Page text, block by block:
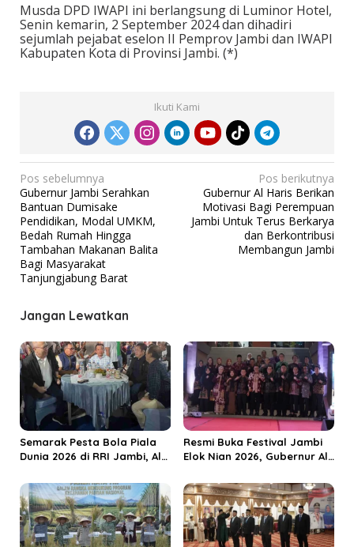
Musda DPD IWAPI ini berlangsung di Luminor Hotel,
Senin kemarin, 2 September 2024 dan dihadiri
sejumlah pejabat eselon II Pemprov Jambi dan IWAPI
Kabupaten Kota di Provinsi Jambi. (*)
Ikuti Kami
N
a
v
i
g
a
s
p
o
s
Pos sebelumnya
Gubernur Jambi Serahkan
Bantuan Dumisake
Pendidikan, Modal UMKM,
Bedah Rumah Hingga
Tambahan Makanan Balita
Bagi Masyarakat
Tanjungjabung Barat
Pos berikutnya
Gubernur Al Haris Berikan
Motivasi Bagi Perempuan
Jambi Untuk Terus Berkarya
dan Berkontribusi
Membangun Jambi
Jangan Lewatkan
Semarak Pesta Bola Piala
Dunia 2026 di RRI Jambi, Al
Ekonomi Rakyat
Resmi Buka Festival Jambi
Elok Nian 2026, Gubernur Al
Jadi Destinasi Wisata
Budaya Unggulan